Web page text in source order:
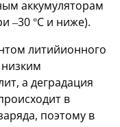
аккумуляторам
–30 °С и ниже).
литийионного
а деградация
в
поэтому в